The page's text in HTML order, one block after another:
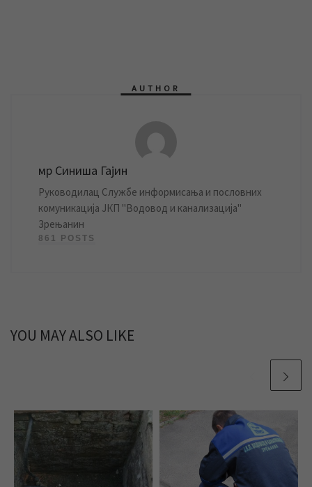
AUTHOR
мр Синиша Гајин
Руководилац Службе информисања и пословних
комуникација ЈКП "Водовод и канализација"
Зрењанин
861 POSTS
YOU MAY ALSO LIKE